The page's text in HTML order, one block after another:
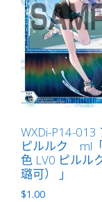
WXDi-P14-013
ピルルク ml
色 LV0 ピルル
璐可） 」
$1.00